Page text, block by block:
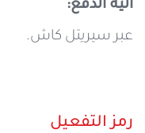
رمز التفعيل
آلية الدفع:
عبر سيريتل كاش.